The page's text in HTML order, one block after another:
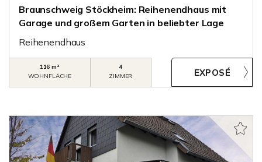
Braunschweig Stöckheim: Reihenendhaus mit
Garage und großem Garten in beliebter Lage
Reihenendhaus
116 m²
WOHNFLÄCHE
4
ZIMMER